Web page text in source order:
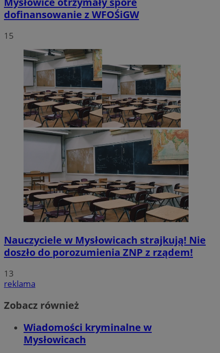
dofinansowanie z WFOŚiGW
15
Nauczyciele w Mysłowicach strajkują! Nie
doszło do porozumienia ZNP z rządem!
13
reklama
Zobacz również
Wiadomości kryminalne w
Mysłowicach